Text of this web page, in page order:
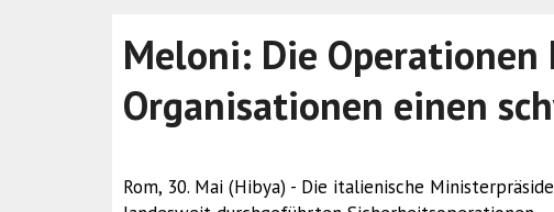
Meloni: Die
Organisationen einen
Rom, 30. Mai (Hibya) - Die italienische